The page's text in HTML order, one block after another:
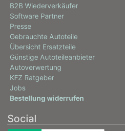
B2B Wiederverkäufer
Software Partner
Presse
Gebrauchte Autoteile
Übersicht Ersatzteile
Günstige Autoteileanbieter
Autoverwertung
KFZ Ratgeber
Jobs
Bestellung widerrufen
Social